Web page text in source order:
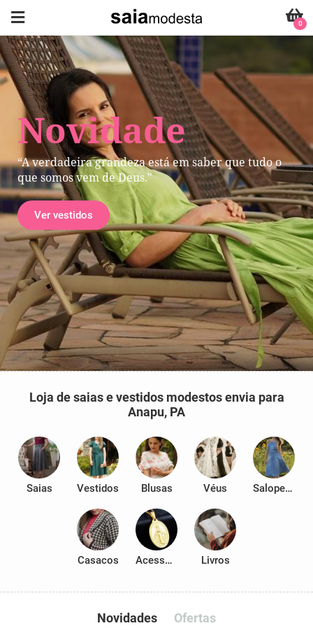
Novidade
“A verdadeira grandeza está em saber que tudo o
que somos vem de Deus."
Ver vestidos
0
Loja de saias e vestidos modestos envia para
Anapu, PA
Saias Vestidos Blusas Véus Salopetes
Casacos Acessórios Livros
Novidades Ofertas